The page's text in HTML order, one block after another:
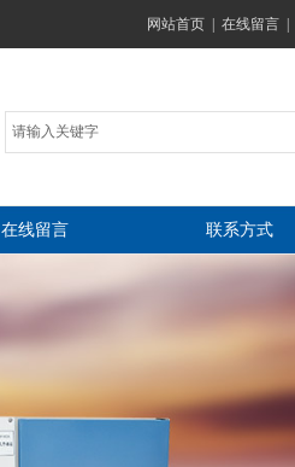
网站首页 在线留言
在线留言 联系方式